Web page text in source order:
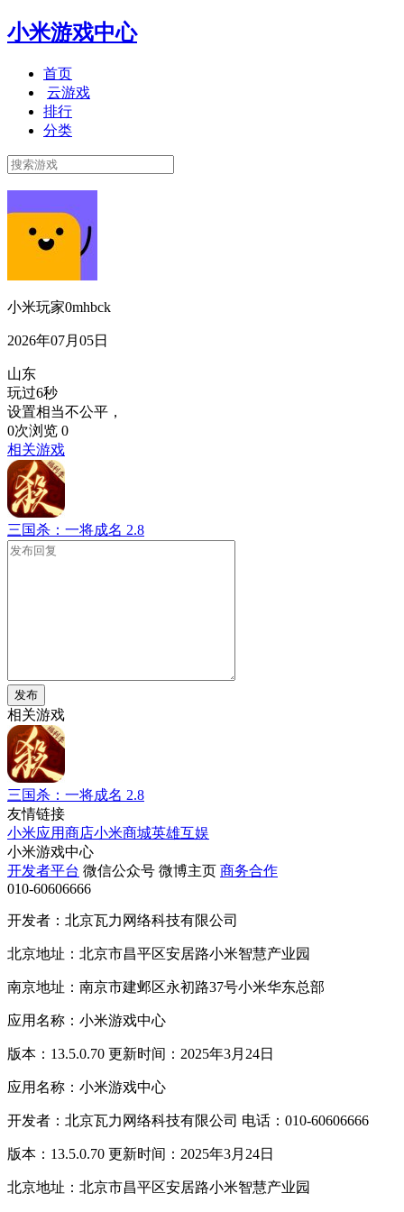
小米游戏中心
首页
云游戏
排行
分类
小米玩家0mhbck
2026年07月05日
山东
玩过6秒
设置相当不公平，
0次浏览 0
相关游戏
三国杀：一将成名 2.8
发布
相关游戏
三国杀：一将成名 2.8
友情链接
小米应用商店小米商城英雄互娱
小米游戏中心
开发者平台 微信公众号 微博主页 商务合作
010-60606666
开发者：北京瓦力网络科技有限公司
北京地址：北京市昌平区安居路小米智慧产业园
南京地址：南京市建邺区永初路37号小米华东总部
应用名称：小米游戏中心
版本：13.5.0.70 更新时间：2025年3月24日
应用名称：小米游戏中心
开发者：北京瓦力网络科技有限公司 电话：010-60606666
版本：13.5.0.70 更新时间：2025年3月24日
北京地址：北京市昌平区安居路小米智慧产业园